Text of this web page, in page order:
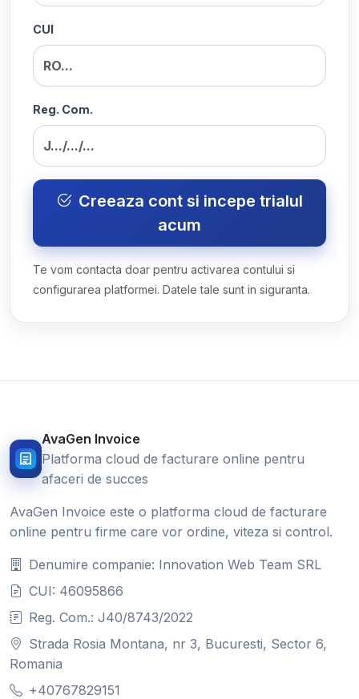
CUI
Reg. Com.
Creeaza cont si incepe trialul
acum
Te vom contacta doar pentru activarea contului si
configurarea platformei. Datele tale sunt in siguranta.
AvaGen Invoice
Platforma cloud de facturare online pentru
afaceri de succes
AvaGen Invoice este o platforma cloud de facturare
online pentru firme care vor ordine, viteza si control.
Denumire companie: Innovation Web Team SRL
CUI: 46095866
Reg. Com.: J40/8743/2022
Strada Rosia Montana, nr 3, Bucuresti, Sector 6,
Romania
+40767829151